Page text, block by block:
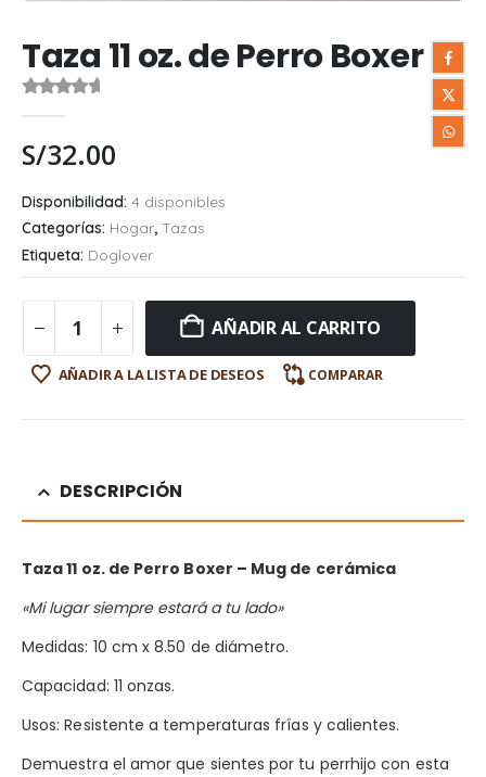
Taza 11 oz. de Perro Boxer
S/32.00
Disponibilidad: 4 disponibles
Categorías: Hogar, Tazas
Etiqueta: Doglover
AÑADIR AL CARRITO
AÑADIR A LA LISTA DE DESEOS COMPARAR
DESCRIPCIÓN
Taza 11 oz. de Perro Boxer – Mug de cerámica
«Mi lugar siempre estará a tu lado»
Medidas: 10 cm x 8.50 de diámetro.
Capacidad: 11 onzas.
Usos: Resistente a temperaturas frías y calientes.
Demuestra el amor que sientes por tu perrhijo con esta